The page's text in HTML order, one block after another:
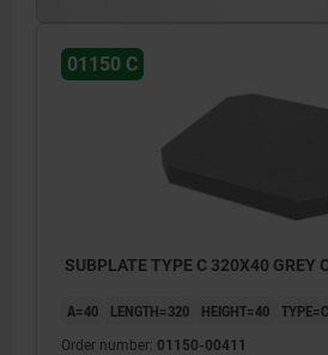
01150 C
SUBPLATE TYPE C 320X40 GREY
A=40 LENGTH=320 HEIGHT=40 TYPE=C
Order number: 01150-00411